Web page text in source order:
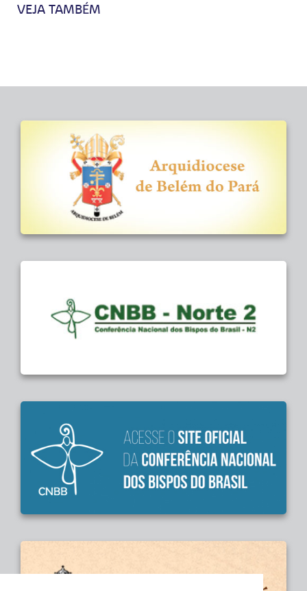
VEJA TAMBÉM